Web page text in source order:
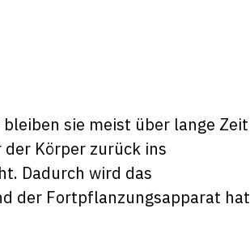
sie meist über lange Zeit
Körper zurück ins
Dadurch wird das
der Fortpflanzungsapparat hat